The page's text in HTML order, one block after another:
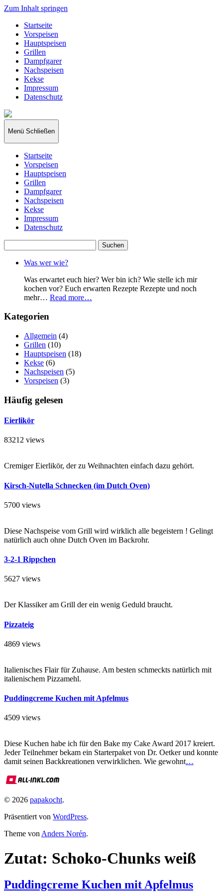
Zum Inhalt springen
Startseite
Vorspeisen
Hauptspeisen
Grillen
Dampfgarer
Nachspeisen
Kekse
Impressum
Datenschutz
papakocht
Menü Schließen
Startseite
Vorspeisen
Hauptspeisen
Grillen
Dampfgarer
Nachspeisen
Kekse
Impressum
Datenschutz
nach:
Was wer wie?
Was erwartet euch hier? Wer bin ich? Wie stelle ich mir
kochen vor? Euch erwarten Rezepte Rezepte und noch
mehr… Read more…
Kategorien
Allgemein (4)
Grillen (10)
Hauptspeisen (18)
Kekse (6)
Nachspeisen (5)
Vorspeisen (3)
Häufig gelesen
Eierlikör
83212 views
Cremiger Eierlikör, der zu Weihnachten einfach dazu gehört.
Kirsch-Nutella Schnecken (im Dutch Oven)
5700 views
Diese Nachspeise vom Grill wird wirklich alle begeistern ! Gelingt
natürlich auch ohne Dutch Oven im Backrohr.
3-2-1 Rippchen
5627 views
Der Klassiker am Grill der ein wenig Geduld braucht.
Pizzateig
4869 views
Italienisches Flair für Zuhause. Am besten schmeckts natürlich mit
italienischem Pizzamehl.
Puddingcreme Kuchen mit Apfelmus
4509 views
Diese Kuchen habe ich für den Bake my Cake Award 2017 kreiert.
Jeder Teilnehmer bekam ein Starterpaket von Dr. Oetker und konnte
damit seinen Backkreationen verwirklichen. Wie gewohnt…
© 2026 papakocht.
Präsentiert von WordPress.
Theme vonAnders Norén.
Zutat: Schoko-Chunks weiß
Puddingcreme Kuchen mit Apfelmus